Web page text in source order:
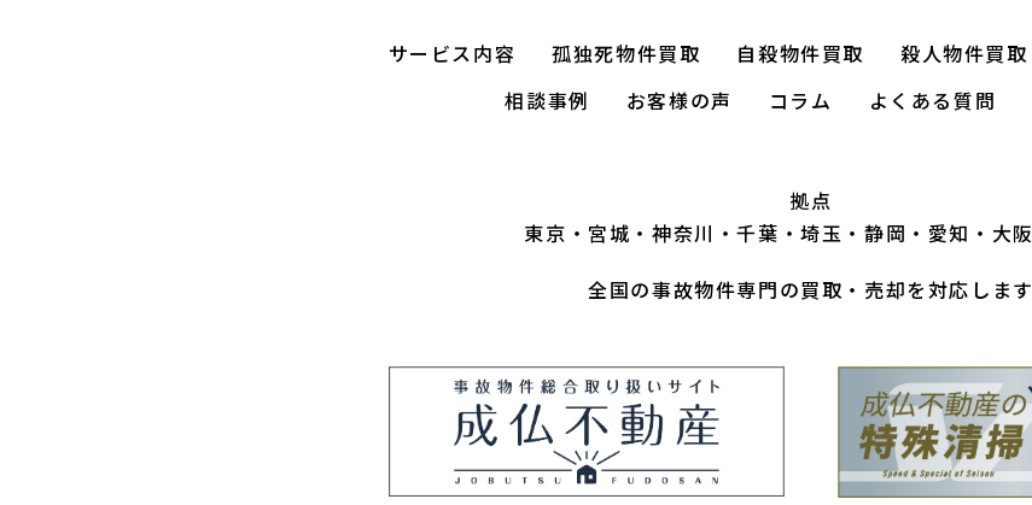
サービス内容 孤独死物件買取 自殺物件買取 殺人物件買取
相談事例
お客様の声 コラム よくある質問
拠点
東京
宮城 神奈川 千葉 埼玉 静岡 愛知 大阪
全国の事故物件専門の買取・売却を対応します